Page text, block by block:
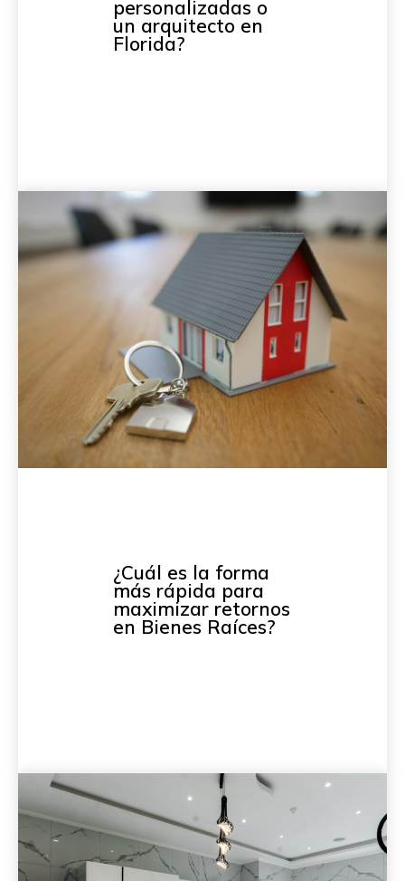
personalizadas o
un arquitecto en
Florida?
¿Cuál es la forma
más rápida para
maximizar retornos
en Bienes Raíces?